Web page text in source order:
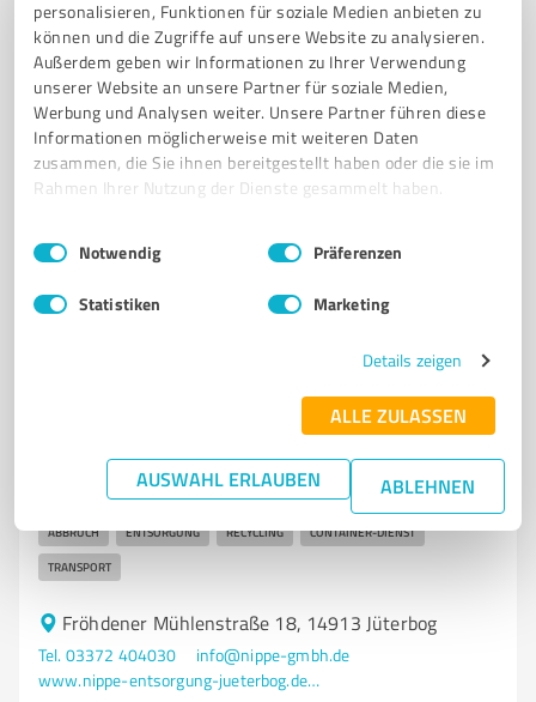
personalisieren, Funktionen für soziale Medien anbieten zu
können und die Zugriffe auf unsere Website zu analysieren.
Außerdem geben wir Informationen zu Ihrer Verwendung
unserer Website an unsere Partner für soziale Medien,
Werbung und Analysen weiter. Unsere Partner führen diese
Informationen möglicherweise mit weiteren Daten
zusammen, die Sie ihnen bereitgestellt haben oder die sie im
Rahmen Ihrer Nutzung der Dienste gesammelt haben.
Impressum Datenschutzbestimmungen
Einwilligungsauswahl
Notwendig Präferenzen
Statistiken Marketing
Details zeigen
ALLE ZULASSEN
AUSWAHL ERLAUBEN ABLEHNEN
BESTATTUNGSVORSORGE
INDIVIDUELLE BESTATTUNGEN TRAUERFEIER UNTERSTÜTZUNG
ANGEHÖRIGE WÜRDEVOLLER ABSCHIED BESTATTUNGSARTEN
Torgauer Str. 38, 04916 Herzberg (Elster)
info@bestattung-barz.de www.bestattung-barz.de/
4,80 / 5,00
Nippe Entsorgungs GmbH
Nippe Entsorgungs GmbH – Abbruch, Entsorgung und
Recycling aus einer Hand
ABBRUCH ENTSORGUNG RECYCLING CONTAINER-DIENST
TRANSPORT
Fröhdener Mühlenstraße 18, 14913 Jüterbog
Tel. 03372 404030
info@nippe-gmbh.de
www.nippe-entsorgung-jueterbog.de/home/